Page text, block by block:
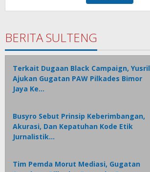
BERITA SULTENG
Terkait Dugaan Black Campaign, Yusril
Ajukan Gugatan PAW Pilkades Bimor
Jaya Ke…
Busyro Sebut Prinsip Keberimbangan,
Akurasi, Dan Kepatuhan Kode Etik
Jurnalistik…
Tim Pemda Morut Mediasi, Gugatan